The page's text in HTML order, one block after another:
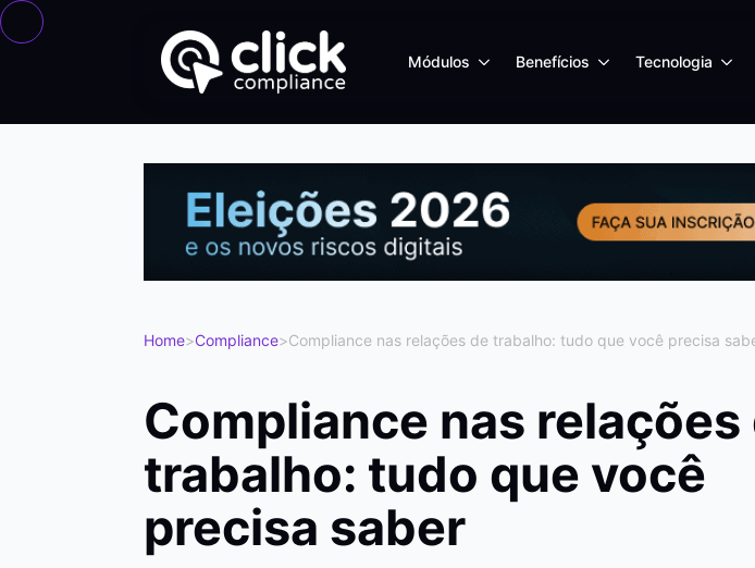
Módulos Benefícios Tecnologia
Home>Compliance>Compliance nas relações de trabalho: tudo que você precisa
Compliance nas relações
trabalho: tudo que você
precisa saber